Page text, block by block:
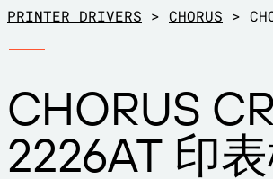
BarTender 標籤功能
解決方案
使用案例
製造業
下載印表機驅動程式
合作夥伴
支援
PRINTER DRIVERS > CHORUS >
CHORUS
2226AT 印